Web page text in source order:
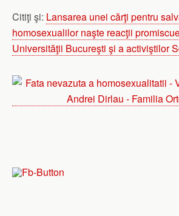
Citiţi şi: Lansarea unei cărţi pentru
homosexualilor naşte reacţii
Universităţii Bucureşti şi a activiştilor